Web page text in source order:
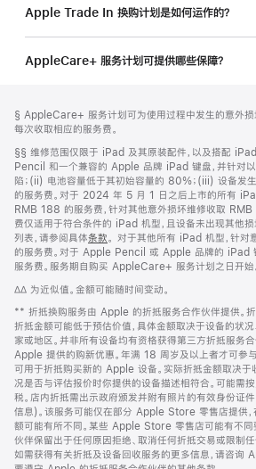
Apple Trade In 换购计划是如何运作的？
AppleCare+ 服务计划可提供哪些保障？
页
页
脚
注
脚
注
§ AppleCare+ 服务计划可为使用过程中发生的意外损
每次收取相应的服务费。
脚
注
§§ 维修范围仅限于 iPad 及其原装配件，以及搭配
Pencil 和一个兼容的 Apple 品牌 iPad 键盘，并针对
陷；(ii) 电池容量低于其初始容量的 80%；(iii) 设备发
的服务费。对于 2024 年 5 月 1 日之后上市的所有
RMB 188 的服务费，针对其他意外损坏维修收取
费仅适用于符合条件的 iPad 机型，且设备未出现其他
列表，请参阅具体条款。 对于其他所有 iPad 机型，针
的服务费。对于 Apple Pencil 或 Apple 品牌的 iPad
服务费。服务期自购买 AppleCare+ 服务计划之日开始
脚
∆∆ 为近似值。金额可能随时间变动。
脚
注
** 折抵换购服务由 Apple 的折抵服务合作伙伴提供。折
折抵金额可能低于预估价值，具体金额取决于设备的状况
家或地区。并非所有设备均有资格获得第三方折抵服务
Apple 提供的购新优惠。年满 18 周岁及以上者才可参
可用于折抵购买新的 Apple 设备。实际折抵金额取决于
况是否与评估报价时你提供的设备描述相符合。可能需
税。店内折抵需出示政府颁发并附有照片的有效身份证
信息)。该服务可能仅在部分 Apple Store 零售店提供
额可能有所不同。某些 Apple Store 零售店可能有不同
伙伴保留出于任何原因拒绝、取消任何折抵交易或限制
如需获得有关折抵及设备回收服务的更多信息，请咨询